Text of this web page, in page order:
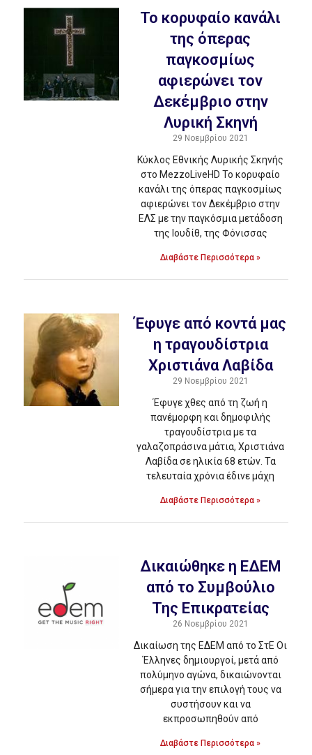
Το κορυφαίο κανάλι
της όπερας
παγκοσμίως
αφιερώνει τον
Δεκέμβριο στην
Λυρική Σκηνή
29 Νοεμβρίου 2021
Κύκλος Εθνικής Λυρικής Σκηνής
στο MezzoLiveHD Το κορυφαίο
κανάλι της όπερας παγκοσμίως
αφιερώνει τον Δεκέμβριο στην
ΕΛΣ με την παγκόσμια μετάδοση
της Ιουδίθ, της Φόνισσας
Διαβάστε Περισσότερα »
Έφυγε από κοντά μας
η τραγουδίστρια
Χριστιάνα Λαβίδα
29 Νοεμβρίου 2021
Έφυγε χθες από τη ζωή η
πανέμορφη και δημοφιλής
τραγουδίστρια με τα
γαλαζοπράσινα μάτια, Χριστιάνα
Λαβίδα σε ηλικία 68 ετών. Τα
τελευταία χρόνια έδινε μάχη
Διαβάστε Περισσότερα »
Δικαιώθηκε η ΕΔΕΜ
από το Συμβούλιο
Της Επικρατείας
26 Νοεμβρίου 2021
Δικαίωση της ΕΔΕΜ από το ΣτΕ Οι
Έλληνες δημιουργοί, μετά από
πολύμηνο αγώνα, δικαιώνονται
σήμερα για την επιλογή τους να
συστήσουν και να
εκπροσωπηθούν από
Διαβάστε Περισσότερα »